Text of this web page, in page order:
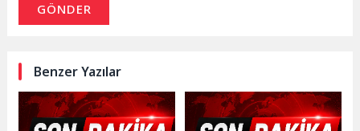
GÖNDER
Benzer Yazılar